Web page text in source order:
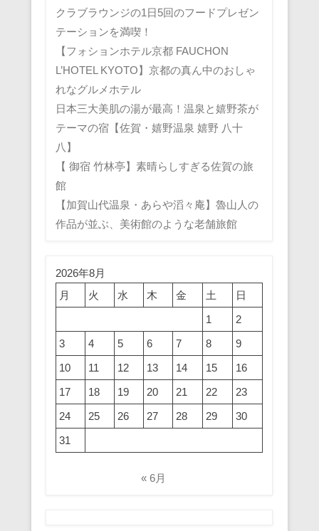
クラブラウンジの1日5回のフードプレゼン
テーションを満喫！
【フォションホテル京都 FAUCHON
L’HOTEL KYOTO】京都の真ん中のおしゃ
れなグルメホテル
日本三大美肌の湯が最高！温泉と嬉野茶が
テーマの宿【佐賀・嬉野温泉 嬉野 八十
八】
【 御宿 竹林亭】素晴らしすぎる佐賀の旅
館
【加賀山代温泉・あらや滔々庵】魯山人の
作品が並ぶ、美術館のような老舗旅館
2026年8月
月
火 水 木 金 土
日
1
2
3
4 5 6 7 8
9
10
11 12 13 14 15
16
17
18 19 20 21 22
23
24
25 26 27 28 29
30
31
« 6月